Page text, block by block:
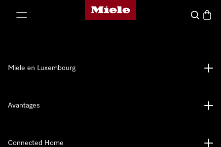
Page d'accueil de Miele
Panier
Miele en Luxembourg
Avantages
Connected Home